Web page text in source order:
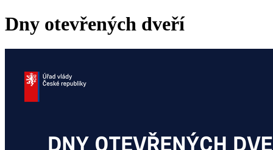
Dny otevřených dveří